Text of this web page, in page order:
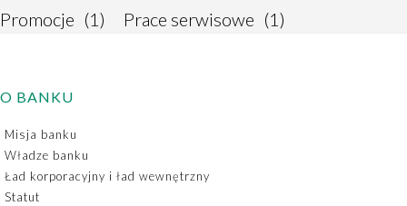
Promocje (1) Prace serwisowe (1)
O BANKU
Misja banku
Władze banku
Ład korporacyjny i ład wewnętrzny
Statut